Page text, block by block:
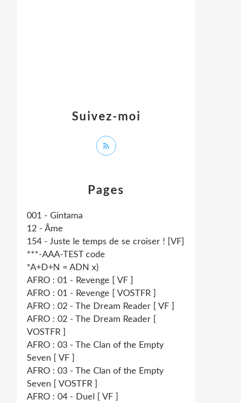
Pages
001 - Gintama
12 - Âme
154 - Juste le temps de se croiser ! [VF]
***-AAA-TEST code
*A+D+N = ADN x)
AFRO : 01 - Revenge [ VF ]
AFRO : 01 - Revenge [ VOSTFR ]
AFRO : 02 - The Dream Reader [ VF ]
AFRO : 02 - The Dream Reader [
VOSTFR ]
AFRO : 03 - The Clan of the Empty
Seven [ VF ]
AFRO : 03 - The Clan of the Empty
Seven [ VOSTFR ]
AFRO : 04 - Duel [ VF ]
Suivez-moi